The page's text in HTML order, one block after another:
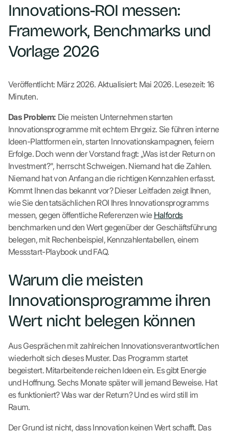
Innovations-ROI messen:
Framework, Benchmarks und
Vorlage 2026
Veröffentlicht: März 2026. Aktualisiert: Mai 2026. Lesezeit: 16
Minuten.
Das Problem: Die meisten Unternehmen starten
Innovationsprogramme mit echtem Ehrgeiz. Sie führen interne
Ideen-Plattformen ein, starten Innovationskampagnen, feiern
Erfolge. Doch wenn der Vorstand fragt: „Was ist der Return on
Investment?", herrscht Schweigen. Niemand hat die Zahlen.
Niemand hat von Anfang an die richtigen Kennzahlen erfasst.
Kommt Ihnen das bekannt vor? Dieser Leitfaden zeigt Ihnen,
wie Sie den tatsächlichen ROI Ihres Innovationsprogramms
messen, gegen öffentliche Referenzen wie Halfords
benchmarken und den Wert gegenüber der Geschäftsführung
belegen, mit Rechenbeispiel, Kennzahlentabellen, einem
Messstart-Playbook und FAQ.
Warum die meisten
Innovationsprogramme ihren
Wert nicht belegen können
Aus Gesprächen mit zahlreichen Innovationsverantwortlichen
wiederholt sich dieses Muster. Das Programm startet
begeistert. Mitarbeitende reichen Ideen ein. Es gibt Energie
und Hoffnung. Sechs Monate später will jemand Beweise. Hat
es funktioniert? Was war der Return? Und es wird still im
Raum.
Der Grund ist nicht, dass Innovation keinen Wert schafft. Das